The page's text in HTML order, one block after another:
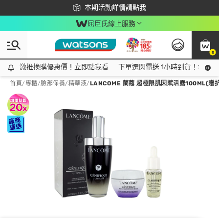
本期活動詳情請點我
下載app最高回饋$350
屈臣氏線上服務
0
激推換購優惠價！立即點我看
激推換購優惠價！立即點我看 下單選閃電送 1小時到貨！領神
首頁/專櫃/臉部保養/精華液/LANCOME 蘭蔻 超極限肌因賦活露100ML(贈